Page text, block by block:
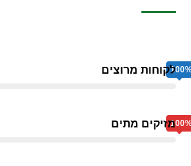
לקוחות מרוצים
מזיקים מתים